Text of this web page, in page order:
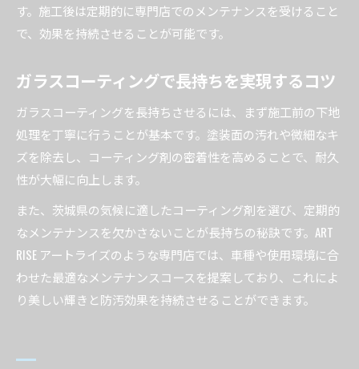
す。施工後は定期的に専門店でのメンテナンスを受けること
で、効果を持続させることが可能です。
ガラスコーティングで長持ちを実現するコツ
ガラスコーティングを長持ちさせるには、まず施工前の下地
処理を丁寧に行うことが基本です。塗装面の汚れや微細なキ
ズを除去し、コーティング剤の密着性を高めることで、耐久
性が大幅に向上します。
また、茨城県の気候に適したコーティング剤を選び、定期的
なメンテナンスを欠かさないことが長持ちの秘訣です。ART
RISE アートライズのような専門店では、車種や使用環境に合
わせた最適なメンテナンスコースを提案しており、これによ
り美しい輝きと防汚効果を持続させることができます。